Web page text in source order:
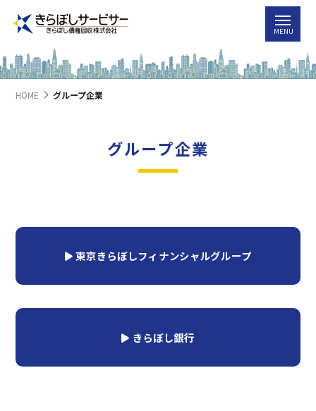
HOME グループ企業
グループ企業
東京きらぼしフィナンシャルグループ
きらぼし銀行